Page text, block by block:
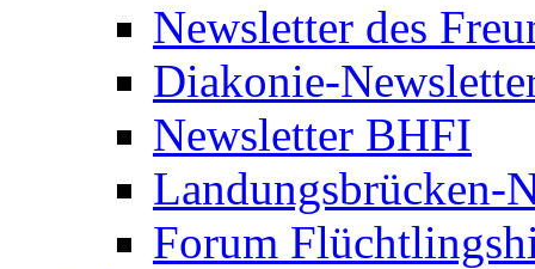
Newsletter des
Diakonie-
Newsletter BHFI
Landungsbrücken-
Forum